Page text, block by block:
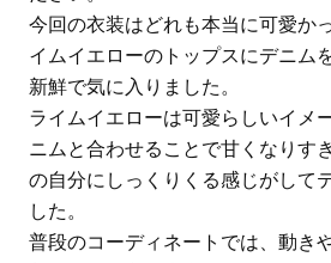
今回の衣装はどれも本当に可愛か
イムイエローのトップスにデニム
新鮮で気に入りました。
ライムイエローは可愛らしいイメ
ニムと合わせることで甘くなりす
の自分にしっくりくる感じがして
した。
普段のコーディネートでは、動き